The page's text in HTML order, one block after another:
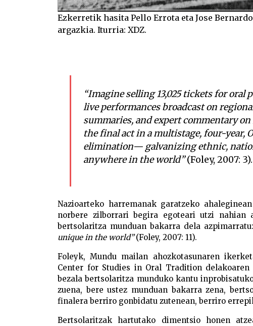
Ezkerretik hasita Pello Errota eta Jose
argazkia. Iturria: XDZ.
“Imagine selling 13,025 tickets for
live performances broadcast on
summaries, and expert commentary
the final act in a multistage, four-year,
elimination— galvanizing ethnic,
anywhere in the world”(Foley, 2007: 3).
Nazioarteko harremanak garatzeko
norbere zilborrari begira egoteari utzi nahian
bertsolaritza munduan bakarra dela azpimarratu:
unique in the world”(Foley, 2007: 11).
Foleyk, Mundu mailan ahozkotasunaren
Center for Studies in Oral Tradition
bezala bertsolaritza munduko kantu
zuena, bere ustez munduan bakarra zena,
finalera berriro gonbidatu zutenean, berriro
Bertsolaritzak hartutako dimentsio honen